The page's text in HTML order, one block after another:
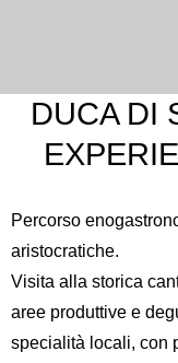
DUCA DI
Percorso
aristocratiche.
Visita alla storica
aree produttive e
specialità locali, con